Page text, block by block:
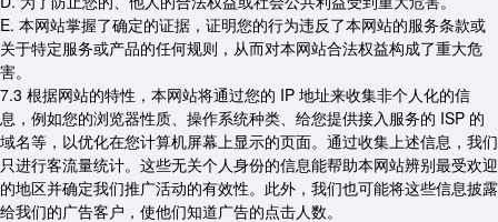
E. 本网站掌握了确定的证据，证明您的行为违反了本网站的服务条款或
关于特定服务或产品的任何规则，从而对本网站合法权益构成了重大危
害。
7.3 根据网站的特性，本网站将通过您的 IP 地址来收集非个人化的信
息，例如您的浏览器性质、操作系统种类、给您提供接入服务的 ISP 的
域名等，以优化在您计算机屏幕上显示的页面。通过收集上述信息，我们
只进行客流量统计。这些无关个人身份的信息能帮助本网站辨别最受欢迎
的地区并确定我们推广活动的有效性。此外，我们也可能将这些信息披露
给我们的广告客户，使他们知道广告的点击人数。